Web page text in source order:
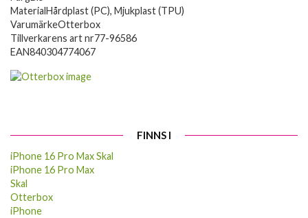
MaterialHårdplast (PC), Mjukplast (TPU)
VarumärkeOtterbox
Tillverkarens art nr77-96586
EAN840304774067
FINNS I
iPhone 16 Pro Max Skal
iPhone 16 Pro Max
Skal
Otterbox
iPhone